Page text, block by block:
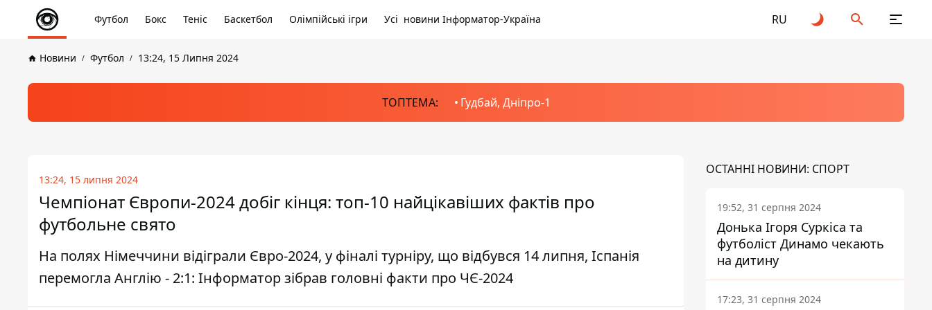
Футбол Бокс Теніс Баскетбол Олімпійські ігри Усі новини Інформатор-Україна RU
Новини Футбол 13:24, 15 Липня 2024
ТОПТЕМА: Гудбай, Дніпро-1
13:24, 15 липня 2024
Чемпіонат Європи-2024 добіг кінця: топ-10 найцікавіших фактів про
футбольне свято
На полях Німеччини відіграли Євро-2024, у фіналі турніру, що відбувся 14 липня, Іспанія
перемогла Англію - 2:1: Інформатор зібрав головні факти про ЧЄ-2024
ОСТАННІ НОВИНИ: СПОРТ
19:52, 31 серпня 2024
Донька Ігоря Суркіса та
футболіст Динамо чекають
на дитину
17:23, 31 серпня 2024